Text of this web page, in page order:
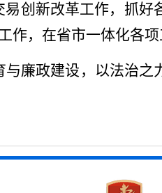
创新改革工作，抓
作，在省市一体化各项
廉政建设，以法治